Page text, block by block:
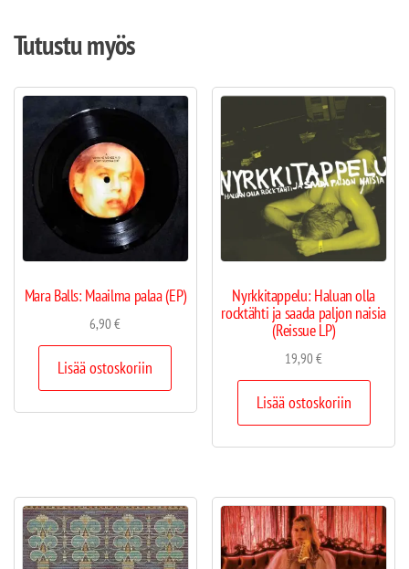
Tutustu myös
Mara Balls: Maailma palaa (EP)
6,90€
Lisää ostoskoriin
Nyrkkitappelu: Haluan olla
rocktähti ja saada paljon naisia
(Reissue LP)
19,90€
Lisää ostoskoriin